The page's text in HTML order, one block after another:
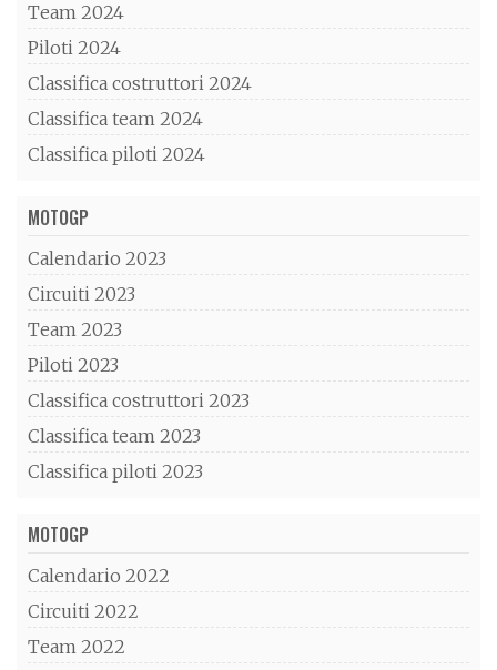
Team 2024
Piloti 2024
Classifica costruttori 2024
Classifica team 2024
Classifica piloti 2024
MOTOGP
Calendario 2023
Circuiti 2023
Team 2023
Piloti 2023
Classifica costruttori 2023
Classifica team 2023
Classifica piloti 2023
MOTOGP
Calendario 2022
Circuiti 2022
Team 2022